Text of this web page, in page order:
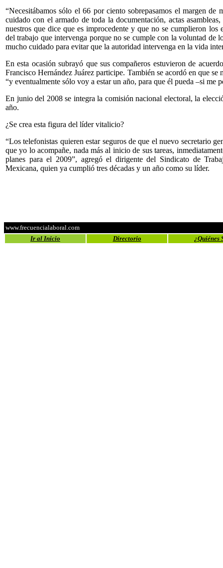
“Necesitábamos sólo el 66 por ciento sobrepasamos el margen de
cuidado con el armado de toda la documentación, actas
nuestros que dice que es improcedente y que no se cumplieron los
del trabajo que intervenga porque no se cumple con la voluntad de
mucho cuidado para evitar que la autoridad intervenga en la vida
En esta ocasión subrayó que sus compañeros estuvieron de
Francisco Hernández Juárez participe. También se acordó en que se
“y eventualmente sólo voy a estar un año, para que él pueda –si me
En junio del 2008 se integra la comisión nacional electoral, la
año.
¿Se crea esta figura del líder vitalicio?
“Los telefonistas quieren estar seguros de que el nuevo secretario
que yo lo acompañe, nada más al inicio de sus tareas,
planes para el 2009”, agregó el dirigente del Sindicato de
Mexicana, quien ya cumplió tres décadas y un año como su líder.
www.frecuencialaboral.com
Ir al Inicio
Directorio ¿Quiénes